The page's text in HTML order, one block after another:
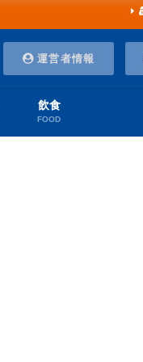
運営者情報
飲食
FOOD